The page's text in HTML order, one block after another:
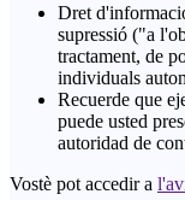
Dret
supressió ("a
tractament, de
individuals
Recuerde que
puede usted
autoridad de
Vostè pot accedir a